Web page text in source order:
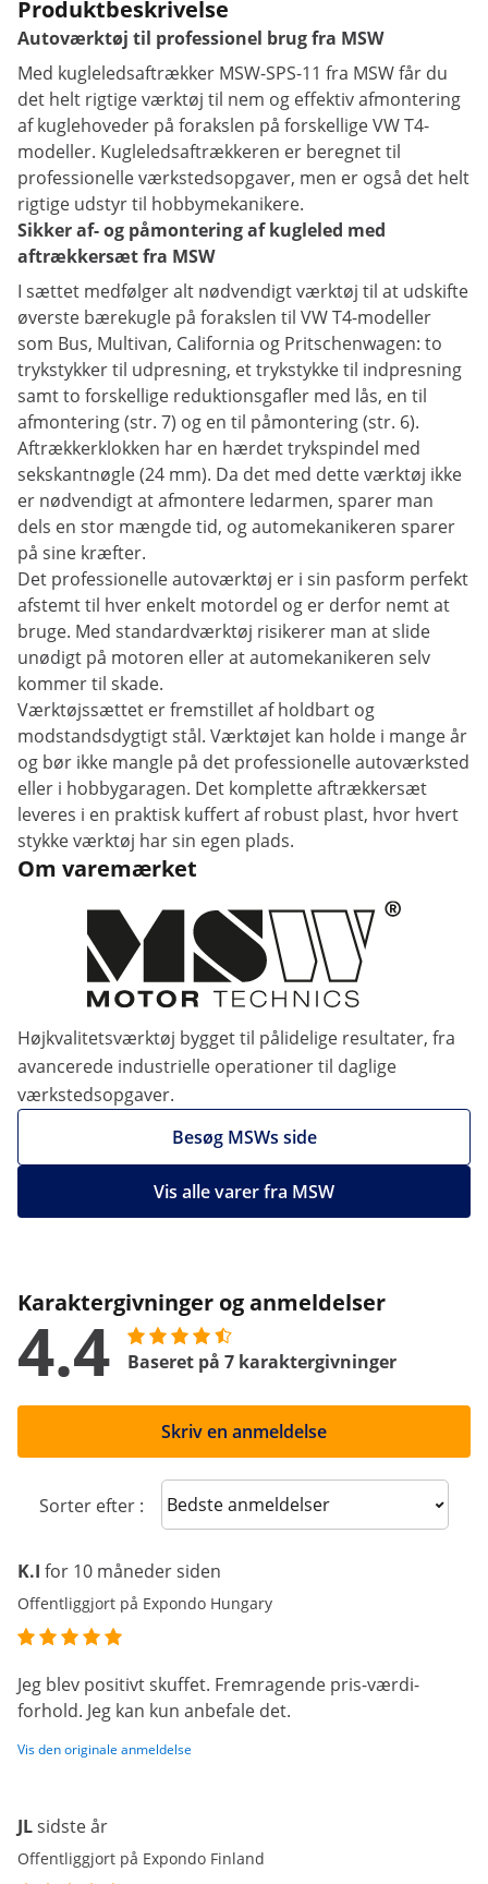
Produktbeskrivelse
Autoværktøj til professionel brug fra MSW
Med kugleledsaftrækker MSW-SPS-11 fra MSW får du
det helt rigtige værktøj til nem og effektiv afmontering
af kuglehoveder på forakslen på forskellige VW T4-
modeller. Kugleledsaftrækkeren er beregnet til
professionelle værkstedsopgaver, men er også det helt
rigtige udstyr til hobbymekanikere.
Sikker af- og påmontering af kugleled med
aftrækkersæt fra MSW
I sættet medfølger alt nødvendigt værktøj til at udskifte
øverste bærekugle på forakslen til VW T4-modeller
som Bus, Multivan, California og Pritschenwagen: to
trykstykker til udpresning, et trykstykke til indpresning
samt to forskellige reduktionsgafler med lås, en til
afmontering (str. 7) og en til påmontering (str. 6).
Aftrækkerklokken har en hærdet trykspindel med
sekskantnøgle (24 mm). Da det med dette værktøj ikke
er nødvendigt at afmontere ledarmen, sparer man
dels en stor mængde tid, og automekanikeren sparer
på sine kræfter.
Det professionelle autoværktøj er i sin pasform perfekt
afstemt til hver enkelt motordel og er derfor nemt at
bruge. Med standardværktøj risikerer man at slide
unødigt på motoren eller at automekanikeren selv
kommer til skade.
Værktøjssættet er fremstillet af holdbart og
modstandsdygtigt stål. Værktøjet kan holde i mange år
og bør ikke mangle på det professionelle autoværksted
eller i hobbygaragen. Det komplette aftrækkersæt
leveres i en praktisk kuffert af robust plast, hvor hvert
stykke værktøj har sin egen plads.
Om varemærket
Højkvalitetsværktøj bygget til pålidelige resultater, fra
avancerede industrielle operationer til daglige
værkstedsopgaver.
Besøg MSWs side
Vis alle varer fra MSW
Karaktergivninger og anmeldelser
4.4 Baseret på 7 karaktergivninger
Skriv en anmeldelse
Sorter efter : Sort reviews
K.I for 10 måneder siden
Offentliggjort på Expondo Hungary
Jeg blev positivt skuffet. Fremragende pris-værdi-
forhold. Jeg kan kun anbefale det.
Vis den originale anmeldelse
JLsidste år
Offentliggjort på Expondo Finland